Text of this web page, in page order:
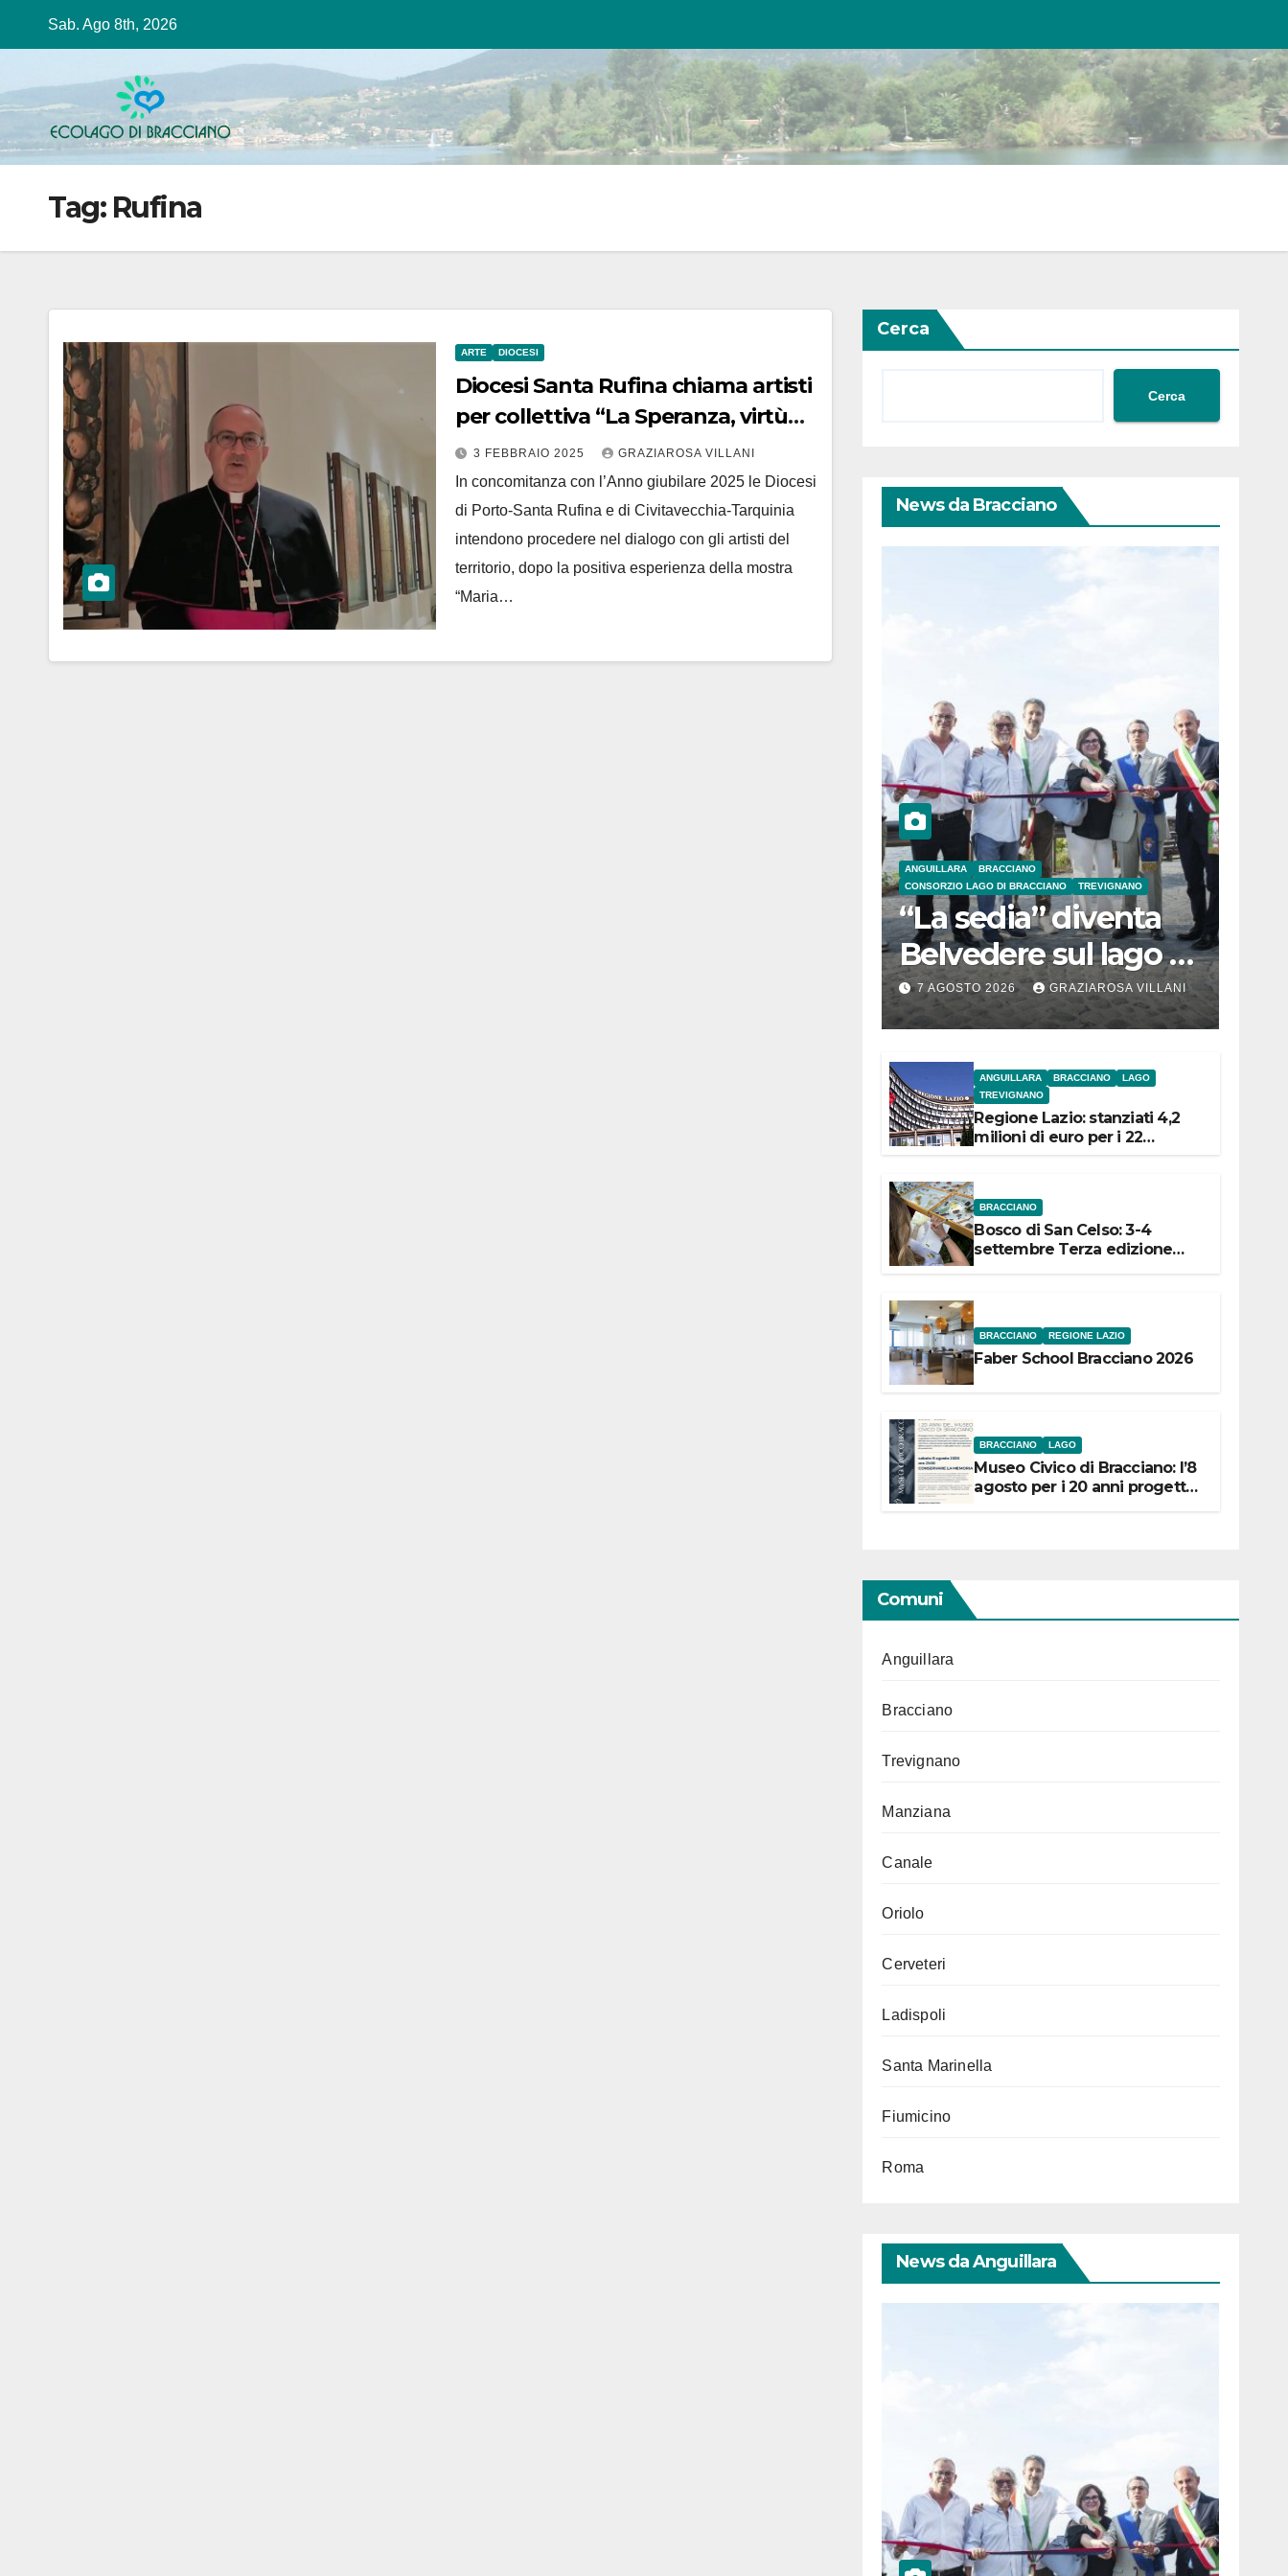
Sab. Ago 8th, 2026
Tag: Rufina
ARTE DIOCESI
Diocesi Santa Rufina chiama artisti
per collettiva “La Speranza, virtù
cristiana e risorsa di vita”
3 FEBBRAIO 2025 GRAZIAROSA VILLANI
In concomitanza con l’Anno giubilare 2025 le Diocesi
di Porto-Santa Rufina e di Civitavecchia-Tarquinia
intendono procedere nel dialogo con gli artisti del
territorio, dopo la positiva esperienza della mostra
“Maria…
Cerca
Cerca
News da Bracciano
ANGUILLARA
BRACCIANO
CONSORZIO LAGO DI BRACCIANO
TREVIGNANO
“La sedia” diventa
Belvedere sul lago di
Bracciano: ieri
l’inaugurazione
7 AGOSTO 2026 GRAZIAROSA VILLANI
ANGUILLARA BRACCIANO
LAGO
TREVIGNANO
Regione Lazio: stanziati 4,2
milioni di euro per i 22
BRACCIANO
Bosco di San Celso: 3-4
settembre Terza edizione
BRACCIANO REGIONE LAZIO
Faber School Bracciano 2026
BRACCIANO LAGO
Museo Civico di Bracciano: l’8
agosto per i 20 anni progetto
Comuni
Anguillara
Bracciano
Trevignano
Manziana
Canale
Oriolo
Cerveteri
Ladispoli
Santa Marinella
Fiumicino
Roma
News da Anguillara